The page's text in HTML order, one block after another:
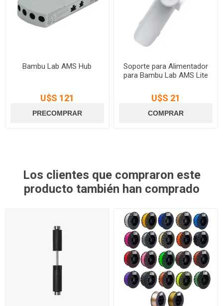
Bambu Lab AMS Hub
U$S 121
Soporte para Alimentador
para Bambu Lab AMS Lite
U$S 21
Los clientes que compraron este
producto también han comprado